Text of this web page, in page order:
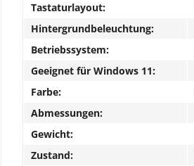
Tastaturlayout:
Hintergrundbeleuchtung:
Betriebssystem:
Geeignet für Windows 11:
Farbe:
Abmessungen:
Gewicht:
Zustand: